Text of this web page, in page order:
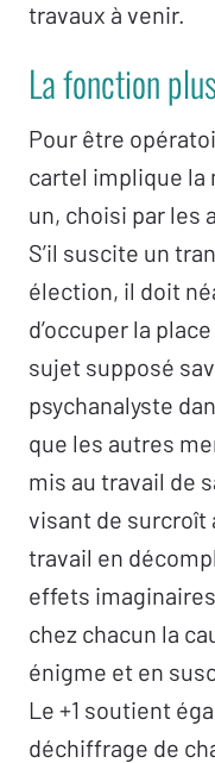
travaux à venir.
La fonction
Pour être
cartel implique la
un, choisi par les
S’il suscite un
élection, il doit
d’occuper la
sujet supposé
psychanalyste
que les autres
mis au travail de
visant de surcroît
travail en
effets
chez chacun la
énigme et en
Le +1 soutient
déchiffrage de